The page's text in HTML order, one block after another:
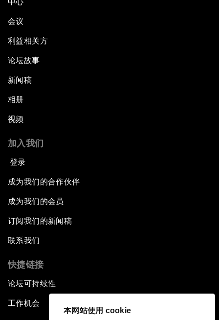
本网站使用 cookie
会议
利益相关方
论坛故事
新闻稿
相册
视频
加入我们
登录
成为我们的合作伙伴
成为我们的会员
订阅我们的新闻稿
联系我们
快捷链接
论坛可持续性
工作机会